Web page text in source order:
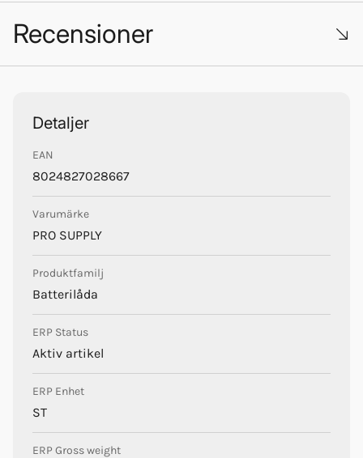
Pro Supply
Recensioner
Detaljer
EAN
8024827028667
Varumärke
PRO SUPPLY
Produktfamilj
Batterilåda
ERP Status
Aktiv artikel
ERP Enhet
ST
ERP Gross weight